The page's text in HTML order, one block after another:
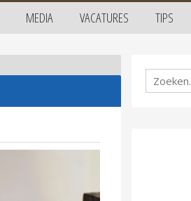
MEDIA VACATURES TIPS